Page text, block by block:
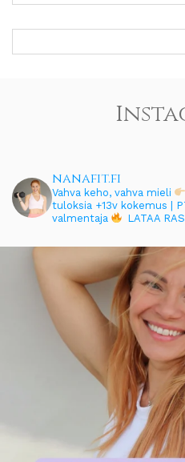
nanafit.fi
Vahva keho, vahva mieli
tuloksia +13v kokemus |
valmentaja
LATAA